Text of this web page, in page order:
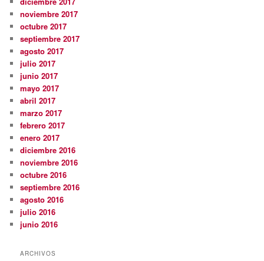
noviembre 2017
octubre 2017
septiembre 2017
agosto 2017
julio 2017
junio 2017
mayo 2017
abril 2017
marzo 2017
febrero 2017
enero 2017
diciembre 2016
noviembre 2016
octubre 2016
septiembre 2016
agosto 2016
julio 2016
junio 2016
ARCHIVOS